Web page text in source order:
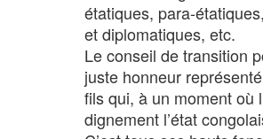
étatiques, para-
et diplomatiques, etc.
Le conseil de transition
juste honneur
fils qui, à un moment où
dignement l’état